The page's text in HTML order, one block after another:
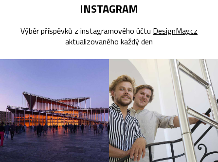
INSTAGRAM
Výběr příspěvků z instagramového účtu DesignMagcz
aktualizovaného každý den